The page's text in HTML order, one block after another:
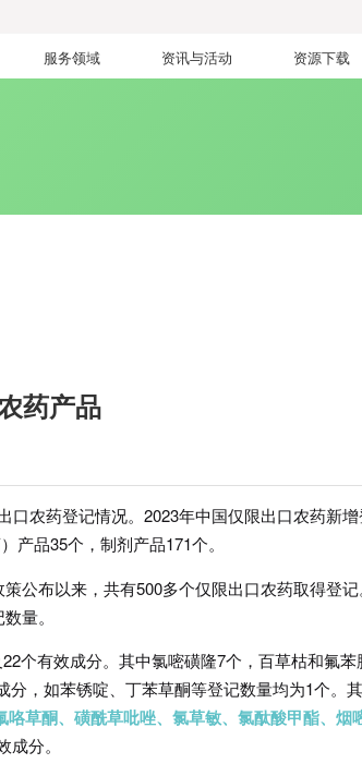
服务领域 资讯与活动 资源下载
药产品
口农药登记情况。2023年中国仅限出口农药新增
产品35个，制剂产品171个。
公布以来，共有500多个仅限出口农药取得登记
量。
个有效成分。其中氯嘧磺隆7个，百草枯和氟苯
，如苯锈啶、丁苯草酮等登记数量均为1个。
草酮、磺酰草吡唑、氯草敏、氯酞酸甲酯、烟
分。